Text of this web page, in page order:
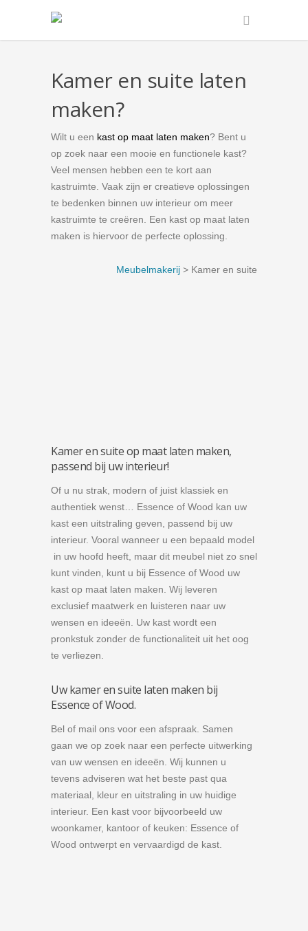
Kamer en suite laten
maken?
Wilt u een kast op maat laten maken? Bent u
op zoek naar een mooie en functionele kast?
Veel mensen hebben een te kort aan
kastruimte. Vaak zijn er creatieve oplossingen
te bedenken binnen uw interieur om meer
kastruimte te creëren. Een kast op maat laten
maken is hiervoor de perfecte oplossing.
Meubelmakerij > Kamer en suite
Kamer en suite op maat laten maken,
passend bij uw interieur!
Of u nu strak, modern of juist klassiek en
authentiek wenst… Essence of Wood kan uw
kast een uitstraling geven, passend bij uw
interieur. Vooral wanneer u een bepaald model
in uw hoofd heeft, maar dit meubel niet zo snel
kunt vinden, kunt u bij Essence of Wood uw
kast op maat laten maken. Wij leveren
exclusief maatwerk en luisteren naar uw
wensen en ideeën. Uw kast wordt een
pronkstuk zonder de functionaliteit uit het oog
te verliezen.
Uw kamer en suite laten maken bij
Essence of Wood.
Bel of mail ons voor een afspraak. Samen
gaan we op zoek naar een perfecte uitwerking
van uw wensen en ideeën. Wij kunnen u
tevens adviseren wat het beste past qua
materiaal, kleur en uitstraling in uw huidige
interieur. Een kast voor bijvoorbeeld uw
woonkamer, kantoor of keuken: Essence of
Wood ontwerpt en vervaardigd de kast.